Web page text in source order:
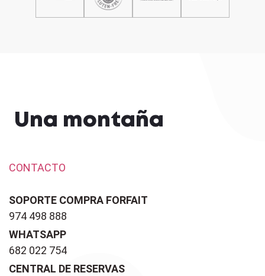
Una montaña
CONTACTO
SOPORTE COMPRA FORFAIT
974 498 888
WHATSAPP
682 022 754
CENTRAL DE RESERVAS